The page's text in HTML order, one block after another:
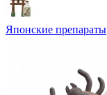
Японские препараты